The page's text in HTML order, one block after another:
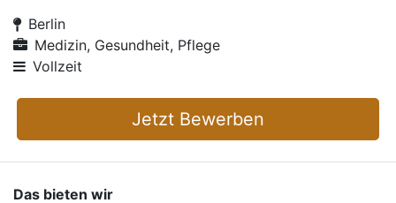
Berlin
Medizin, Gesundheit, Pflege
Vollzeit
Jetzt Bewerben
Das bieten wir